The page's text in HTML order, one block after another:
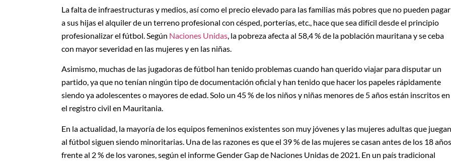
La falta de infraestructuras y medios, así como el precio elevado para las familias más pobres que no pueden pagar
a sus hijas el alquiler de un terreno profesional con césped, porterías, etc., hace que sea difícil desde el principio
profesionalizar el fútbol. Según Naciones Unidas , la pobreza afecta al 58,4 % de la población mauritana y se ceba
con mayor severidad en las mujeres y en las niñas.
Asimismo, muchas de las jugadoras de fútbol han tenido problemas cuando han querido viajar para disputar un
partido, ya que no tenían ningún tipo de documentación oficial y han tenido que hacer los papeles rápidamente
siendo ya adolescentes o mayores de edad. Solo un 45 % de los niños y niñas menores de 5 años están inscritos en
el registro civil en Mauritania.
En la actualidad, la mayoría de los equipos femeninos existentes son muy jóvenes y las mujeres adultas que juegan
al fútbol siguen siendo minoritarias. Una de las razones es que el 39 % de las mujeres se casan antes de los 18 años,
frente al 2 % de los varones, según el informe Gender Gap de Naciones Unidas de 2021. En un país tradicional